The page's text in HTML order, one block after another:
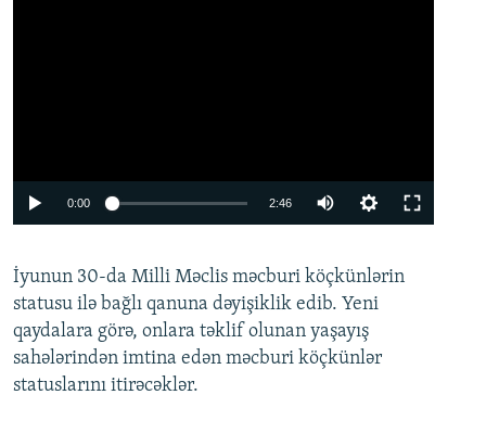
0:00 2:46
360p
480p
720p
İyunun 30-da Milli Məclis məcburi köçkünlərin
statusu ilə bağlı qanuna dəyişiklik edib. Yeni
qaydalara görə, onlara təklif olunan yaşayış
sahələrindən imtina edən məcburi köçkünlər
statuslarını itirəcəklər.